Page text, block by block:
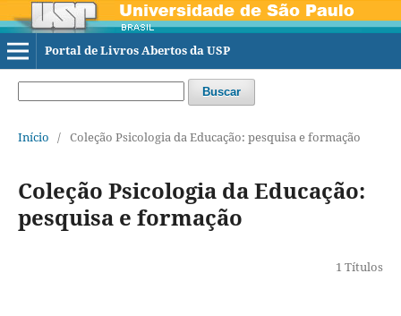
Portal de Livros Abertos da USP
Buscar
Início / Coleção Psicologia da Educação: pesquisa e formação
Coleção Psicologia da Educação:
pesquisa e formação
1 Títulos